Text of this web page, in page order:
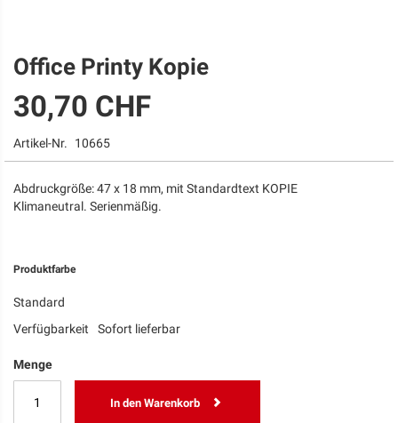
Zum
Anfang
der
Bildgalerie
Office Printy Kopie
30,70 CHF
Artikel-Nr. 10665
Abdruckgröße: 47 x 18 mm, mit Standardtext KOPIE
Klimaneutral. Serienmäßig.
Produktfarbe
Standard
Verfügbarkeit
Sofort lieferbar
Menge
In den Warenkorb